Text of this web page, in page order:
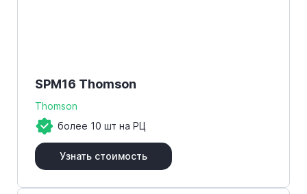
SPM16 Thomson
Thomson
более 10 шт на РЦ
Узнать стоимость